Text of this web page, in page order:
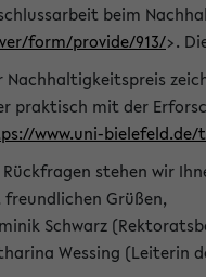
beim
form/provide/913/>.
Nachhaltigkeitspreis
praktisch mit der
www.uni-
Rückfragen stehen wir
freundlichen Grüßen,
Schwarz
Wessing (Leiterin